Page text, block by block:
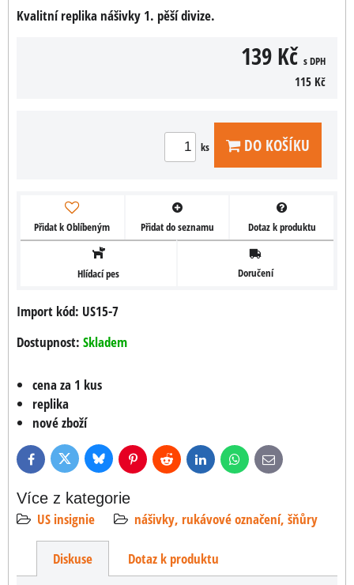
Kvalitní replika nášivky 1. pěší divize.
139 Kč s DPH
115 Kč
ks DO KOŠÍKU
Přidat k Oblíbeným Přidat do seznamu Dotaz k produktu
Hlídací pes Doručení
Import kód: US15-7
Dostupnost: Skladem
cena za 1 kus
replika
nové zboží
FacebookTwitter BlueskyPinterestReddit LinkedInWhatsApp
E-
mail
Více z kategorie
US insignie
nášivky, rukávové označení, šňůry
Diskuse Dotaz k produktu